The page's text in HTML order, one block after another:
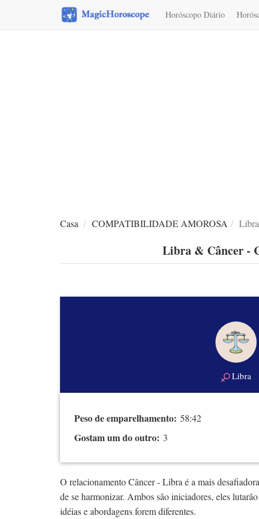
Horóscopo Diário
Casa COMPATIBILIDADE AMOROSA
Libra & Câncer -
Libra
Peso de emparelhamento: 58:42
Gostam um do outro: 3
O relacionamento Câncer - Libra é a mais
de se harmonizar. Ambos são iniciadores, eles
idéias e abordagens forem diferentes.